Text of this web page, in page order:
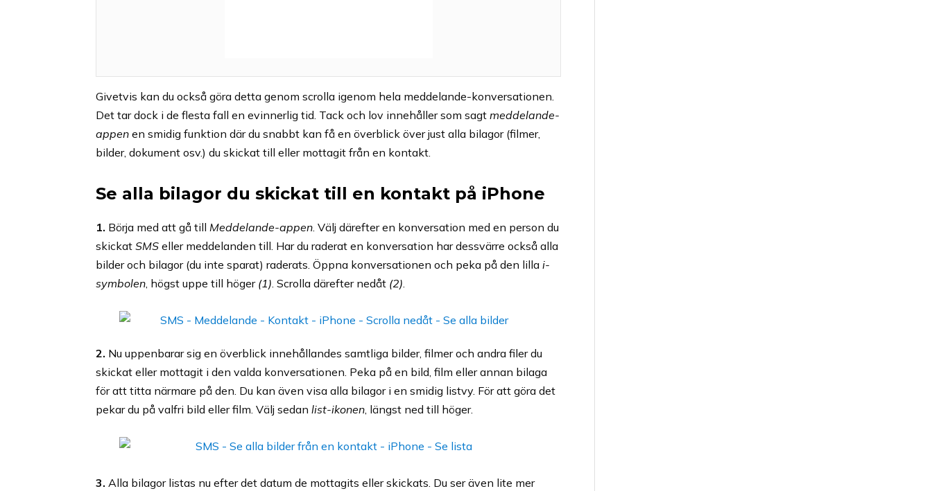
Givetvis kan du också göra detta genom scrolla igenom hela meddelande-konversationen.
Det tar dock i de flesta fall en evinnerlig tid. Tack och lov innehåller som sagt meddelande-
appen en smidig funktion där du snabbt kan få en överblick över just alla bilagor (filmer,
bilder, dokument osv.) du skickat till eller mottagit från en kontakt.
Se alla bilagor du skickat till en kontakt på iPhone
1. Börja med att gå till Meddelande-appen. Välj därefter en konversation med en person du
skickat SMS eller meddelanden till. Har du raderat en konversation har dessvärre också alla
bilder och bilagor (du inte sparat) raderats. Öppna konversationen och peka på den lilla i-
symbolen, högst uppe till höger (1). Scrolla därefter nedåt (2).
2. Nu uppenbarar sig en överblick innehållandes samtliga bilder, filmer och andra filer du
skickat eller mottagit i den valda konversationen. Peka på en bild, film eller annan bilaga
för att titta närmare på den. Du kan även visa alla bilagor i en smidig listvy. För att göra det
pekar du på valfri bild eller film. Välj sedan list-ikonen, längst ned till höger.
3. Alla bilagor listas nu efter det datum de mottagits eller skickats. Du ser även lite mer